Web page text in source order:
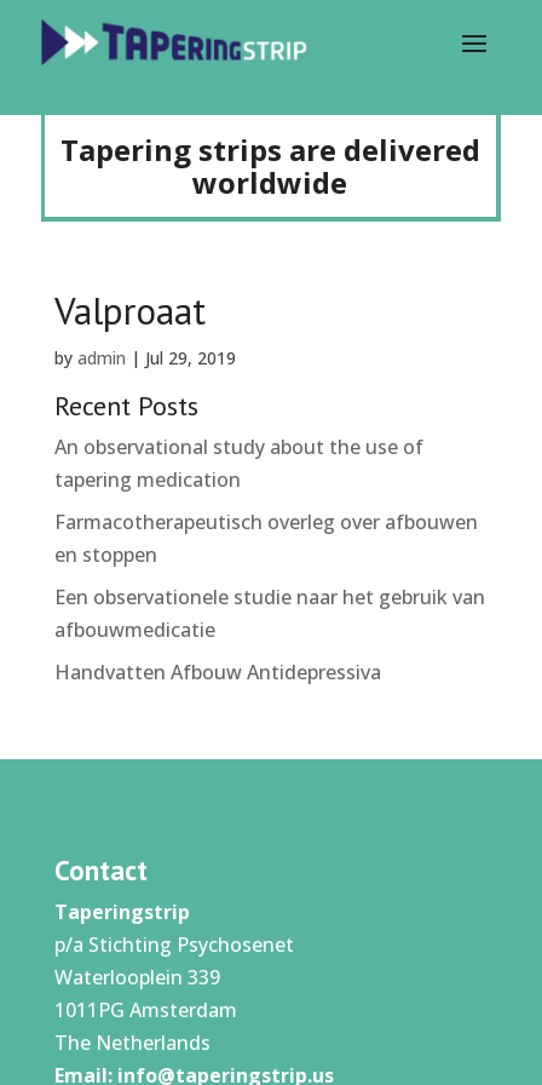
Tapering strips are delivered
worldwide
Valproaat
by admin | Jul 29, 2019
Recent Posts
An observational study about the use of
tapering medication
Farmacotherapeutisch overleg over afbouwen
en stoppen
Een observationele studie naar het gebruik van
afbouwmedicatie
Handvatten Afbouw Antidepressiva
Contact
Taperingstrip
p/a Stichting Psychosenet
Waterlooplein 339
1011PG Amsterdam
The Netherlands
Email: info@taperingstrip.us